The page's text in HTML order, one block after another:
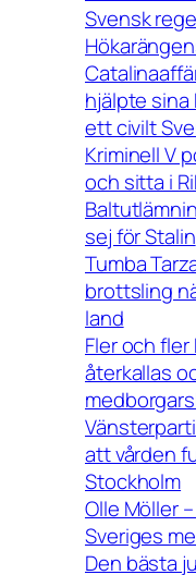
Svensk
hjälpte
ett civilt
Kriminell V
och sitta i
sej för Stalin
Tumba
brottsling
land
Fler och fler
återkallas
att vården
Stockholm
Olle Möller
Sveriges
Den bästa